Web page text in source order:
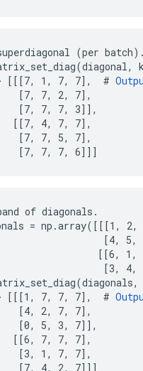
(per batch).
[[[7, 1, 7, 7],  #
[7, 7, 2, 7],
[7, 7, 7, 3]],
[[7, 4, 7, 7],
[7, 7, 5, 7],
[7, 7, 7, 6]]]
of diagonals.
= np.array([[[1,
[4, 5,
[[6, 1,
[3, 4,
[[[1, 7, 7, 7],  #
[4, 2, 7, 7],
[0, 5, 3, 7]],
[[6, 7, 7, 7],
[3, 1, 7, 7],
[7, 4, 2, 7]]]